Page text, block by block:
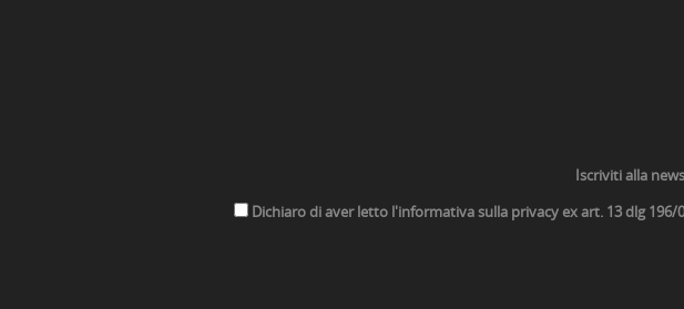
Iscriviti alla
Dichiaro di aver letto l'informativa sulla privacy ex art. 13 dlg